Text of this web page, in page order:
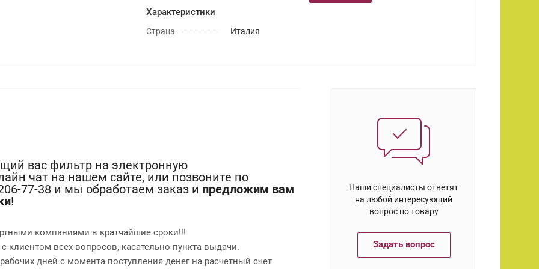
Характеристики
Страна Италия
вас фильтр на электронную
чат на нашем сайте, или позвоните по
77-38 и мы обработаем заказ и предложим вам
!
компаниями в кратчайшие сроки!!!
клиентом всех вопросов, касательно пункта выдачи.
дней с момента поступления денег на расчетный счет
Наши специалисты ответят
на любой интересующий
вопрос по товару
Задать вопрос